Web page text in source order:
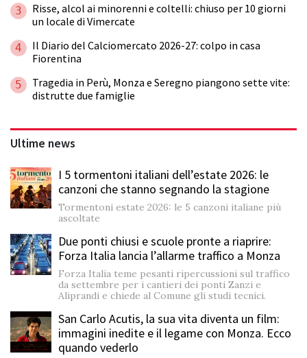
3
Risse, alcol ai minorenni e coltelli: chiuso per 10 giorni
un locale di Vimercate
4
Il Diario del Calciomercato 2026-27: colpo in casa
Fiorentina
5
Tragedia in Perù, Monza e Seregno piangono sette vite:
distrutte due famiglie
Ultime news
I 5 tormentoni italiani dell’estate 2026: le
canzoni che stanno segnando la stagione
Tormentoni estate 2026: le 5 canzoni italiane più
ascoltate
Due ponti chiusi e scuole pronte a riaprire:
Forza Italia lancia l’allarme traffico a Monza
Forza Italia teme pesanti ripercussioni sul traffico
da settembre per i cantieri dei ponti Zanzi e
Aliprandi e chiede al Comune gli studi tecnici.
San Carlo Acutis, la sua vita diventa un film:
immagini inedite e il legame con Monza. Ecco
quando vederlo